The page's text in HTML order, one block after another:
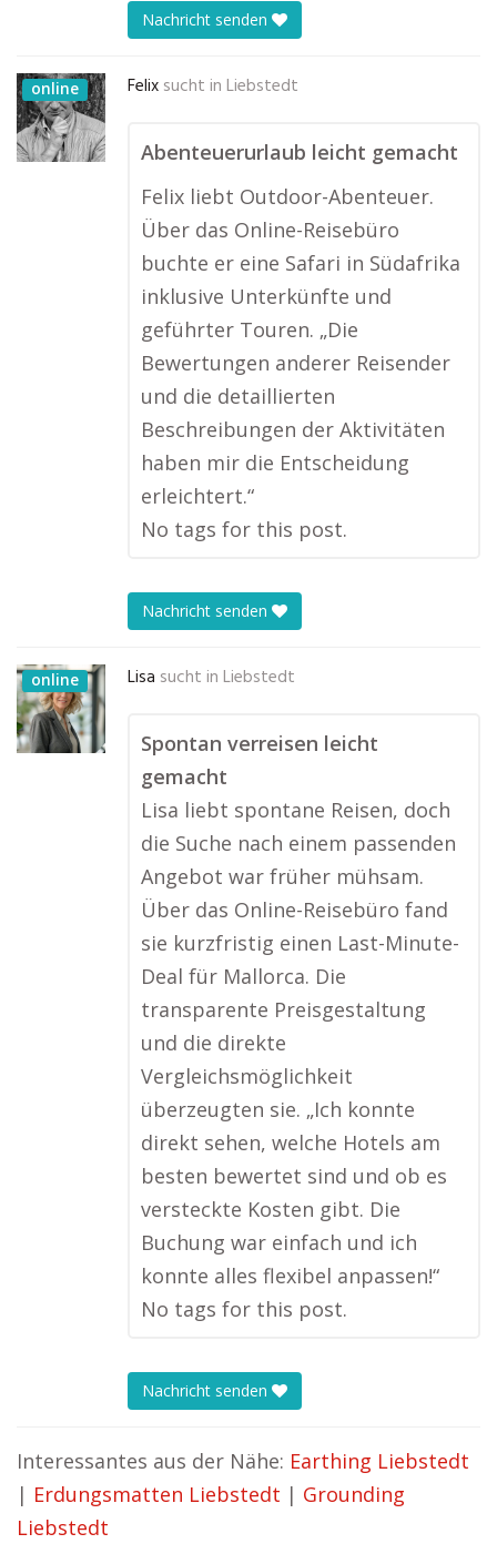
Nachricht senden
online Felix sucht in Liebstedt
Abenteuerurlaub leicht gemacht
Felix liebt Outdoor-Abenteuer.
Über das Online-Reisebüro
buchte er eine Safari in Südafrika
inklusive Unterkünfte und
geführter Touren. „Die
Bewertungen anderer Reisender
und die detaillierten
Beschreibungen der Aktivitäten
haben mir die Entscheidung
erleichtert.“
No tags for this post.
Nachricht senden
online Lisa sucht in Liebstedt
Spontan verreisen leicht
gemacht
Lisa liebt spontane Reisen, doch
die Suche nach einem passenden
Angebot war früher mühsam.
Über das Online-Reisebüro fand
sie kurzfristig einen Last-Minute-
Deal für Mallorca. Die
transparente Preisgestaltung
und die direkte
Vergleichsmöglichkeit
überzeugten sie. „Ich konnte
direkt sehen, welche Hotels am
besten bewertet sind und ob es
versteckte Kosten gibt. Die
Buchung war einfach und ich
konnte alles flexibel anpassen!“
No tags for this post.
Nachricht senden
Interessantes aus der Nähe: Earthing Liebstedt
| Erdungsmatten Liebstedt | Grounding
Liebstedt